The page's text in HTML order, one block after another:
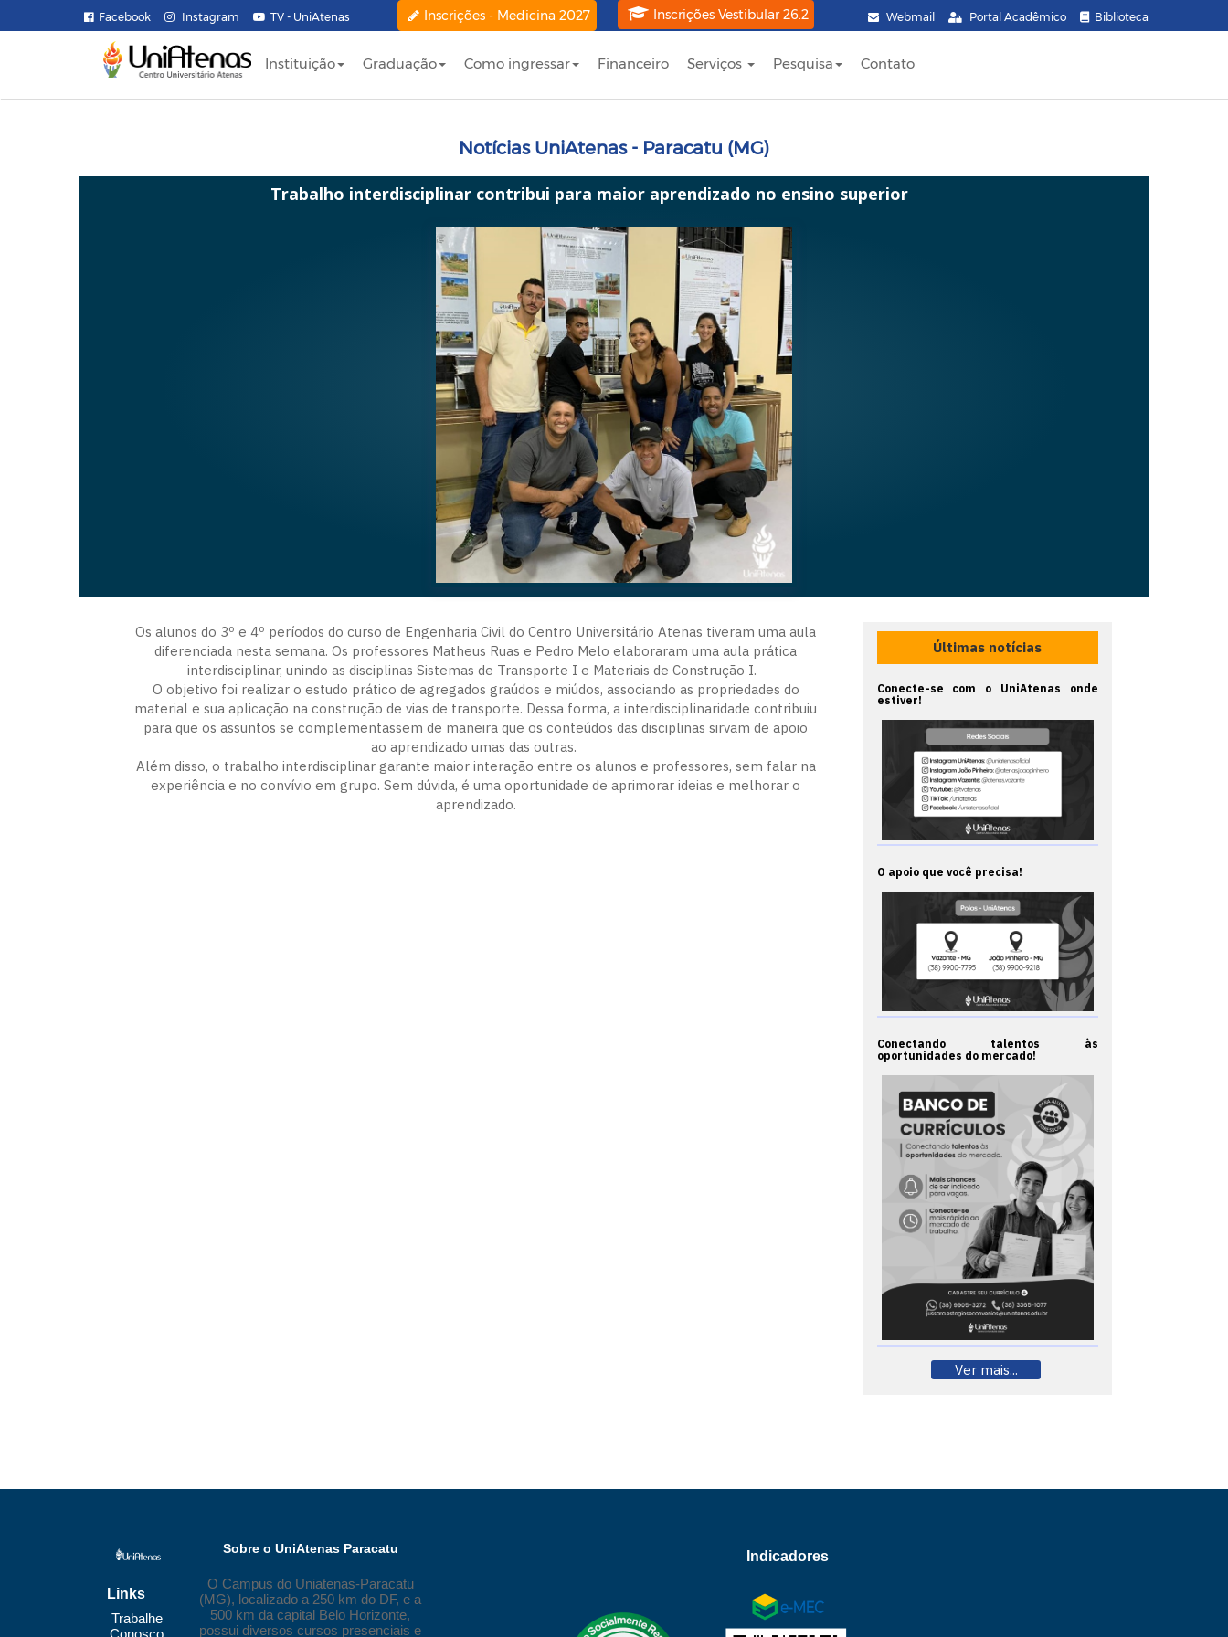
Facebook Instagram TV - UniAtenas Inscrições - Medicina 2027 Inscrições Vestibular 26.2 Webmail Portal Acadêmico Biblioteca
Instituição Graduação Como ingressar Financeiro Serviços Pesquisa Contato
Notícias UniAtenas - Paracatu (MG)
Trabalho interdisciplinar contribui para maior aprendizado no ensino superior
Os alunos do 3º e 4º períodos do curso de Engenharia Civil do Centro Universitário Atenas tiveram uma aula
diferenciada nesta semana. Os professores Matheus Ruas e Pedro Melo elaboraram uma aula prática
interdisciplinar, unindo as disciplinas Sistemas de Transporte I e Materiais de Construção I.
O objetivo foi realizar o estudo prático de agregados graúdos e miúdos, associando as propriedades do
material e sua aplicação na construção de vias de transporte. Dessa forma, a interdisciplinaridade contribuiu
para que os assuntos se complementassem de maneira que os conteúdos das disciplinas sirvam de apoio
ao aprendizado umas das outras.
Além disso, o trabalho interdisciplinar garante maior interação entre os alunos e professores, sem falar na
experiência e no convívio em grupo. Sem dúvida, é uma oportunidade de aprimorar ideias e melhorar o
aprendizado.
Últimas notícias
Conecte-se com o UniAtenas onde
estiver!
O apoio que você precisa!
Conectando talentos às
oportunidades do mercado!
Ver mais...
Links
Trabalhe
Conosco
Sobre o UniAtenas Paracatu
O Campus do Uniatenas-Paracatu
(MG), localizado a 250 km do DF, e a
500 km da capital Belo Horizonte,
possui diversos cursos presenciais e
Indicadores